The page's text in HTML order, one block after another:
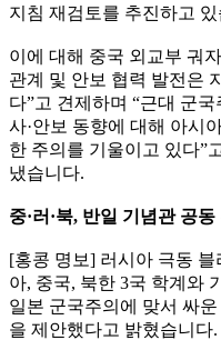
지침 재검토를 추진하고
이에 대해 중국 외교부 궈
관계 및 안보 협력 발전은
다”고 견제하며 “근대 군
사·안보 동향에 대해 아시
한 주의를 기울이고 있다”
냈습니다.
중·러·북, 반일 기념관 공동
[홍콩 명보] 러시아 극동 블
아, 중국, 북한 3국 학계와
일본 군국주의에 맞서 싸
을 제안했다고 밝혔습니다